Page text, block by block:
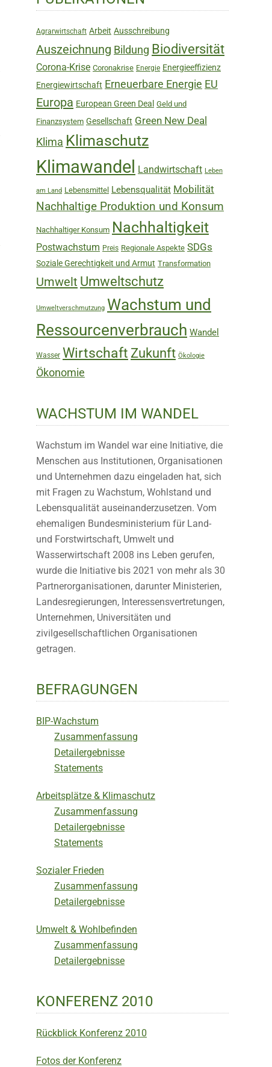
Sidebar
Agrarwirtschaft Arbeit Ausschreibung
Auszeichnung Bildung Biodiversität
Corona-Krise Coronakrise Energie Energieeffizienz
Energiewirtschaft Erneuerbare Energie EU
Europa European Green Deal Geld und
Finanzsystem Gesellschaft Green New Deal
Klima Klimaschutz
Klimawandel Landwirtschaft Leben
am Land Lebensmittel Lebensqualität Mobilität
Nachhaltige Produktion und Konsum
Nachhaltiger Konsum Nachhaltigkeit
Postwachstum Preis Regionale Aspekte SDGs
Soziale Gerechtigkeit und Armut Transformation
Umwelt Umweltschutz
Umweltverschmutzung Wachstum und
Ressourcenverbrauch Wandel
Wasser Wirtschaft Zukunft Ökologie
Ökonomie
WACHSTUM IM WANDEL
Wachstum im Wandel war eine Initiative, die
Menschen aus Institutionen, Organisationen
und Unternehmen dazu eingeladen hat, sich
mit Fragen zu Wachstum, Wohlstand und
Lebensqualität auseinanderzusetzen. Vom
ehemaligen Bundesministerium für Land-
und Forstwirtschaft, Umwelt und
Wasserwirtschaft 2008 ins Leben gerufen,
wurde die Initiative bis 2021 von mehr als 30
Partnerorganisationen, darunter Ministerien,
Landesregierungen, Interessensvertretungen,
Unternehmen, Universitäten und
zivilgesellschaftlichen Organisationen
getragen.
BEFRAGUNGEN
BIP-Wachstum
Zusammenfassung
Detailergebnisse
Statements
Arbeitsplätze & Klimaschutz
Zusammenfassung
Detailergebnisse
Statements
Sozialer Frieden
Zusammenfassung
Detailergebnisse
Umwelt & Wohlbefinden
Zusammenfassung
Detailergebnisse
KONFERENZ 2010
Rückblick Konferenz 2010
Fotos der Konferenz